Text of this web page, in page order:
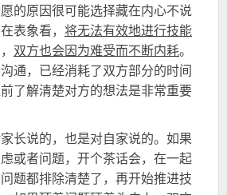
的原因很可能选择藏在内心不说
表象看， 将无法有效地进行技能
双方也会因为难受而不断内耗。
通，已经消耗了双方部分的时间
了解清楚对方的想法是非常重要
长说的，也是对自家说的。如果
或者问题，开个茶话会，在一起
题都排除清楚了，再开始推进技